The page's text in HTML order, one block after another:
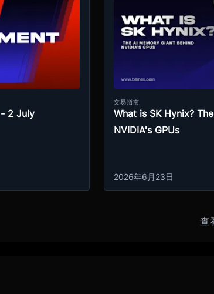
2 July
交易指南
What is SK Hynix?
NVIDIA's GPUs
2026年6月23日
查